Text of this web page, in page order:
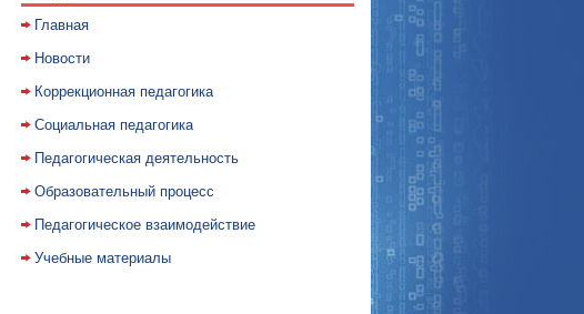
Главная
Новости
Коррекционная педагогика
Социальная педагогика
Педагогическая деятельность
Образовательный процесс
Педагогическое взаимодействие
Учебные материалы